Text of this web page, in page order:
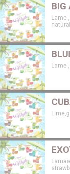
BIG
Lame
Lame